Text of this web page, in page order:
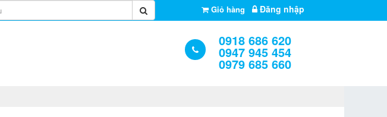
Giỏ hàng Đăng nhập
0918 686 620
0947 945 454
0979 685 660